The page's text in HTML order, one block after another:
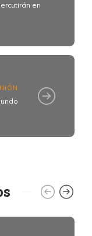
en